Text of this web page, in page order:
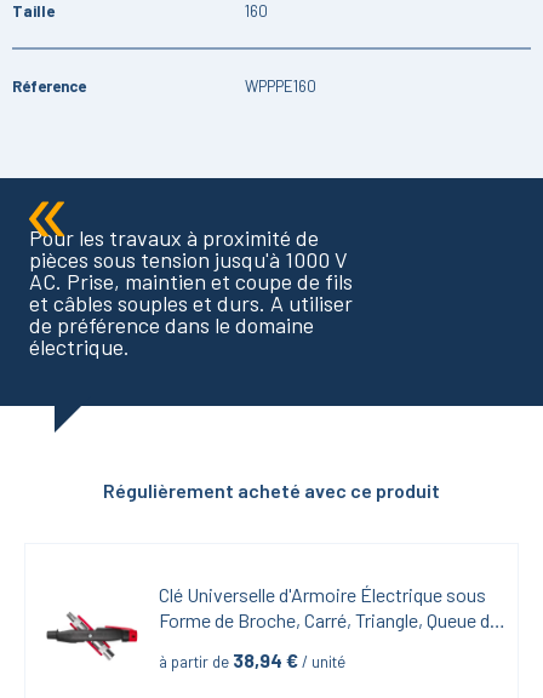
Taille 160
Réference WPPPE160
Pour les travaux à proximité de
pièces sous tension jusqu'à 1000 V
AC. Prise, maintien et coupe de fils
et câbles souples et durs. A utiliser
de préférence dans le domaine
électrique.
Régulièrement acheté avec ce produit
Clé Universelle d'Armoire Électrique sous
Forme de Broche, Carré, Triangle, Queue de
à partir de 38,94 € / unité